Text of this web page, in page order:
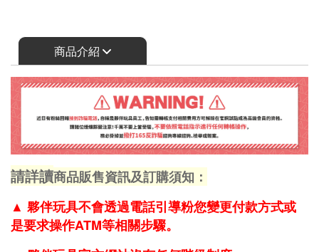
商品介紹
請詳讀商品販售資訊及訂購須知：
▲ 夥伴玩具不會透過電話引導粉您變更付款方式或
是要求操作ATM等相關步驟。